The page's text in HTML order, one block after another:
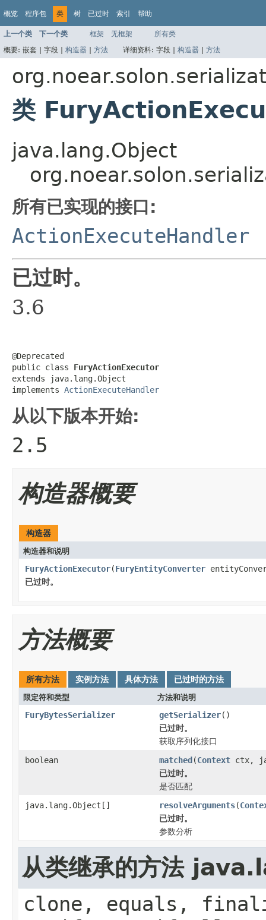
概览 程序包 类 树 已过时 索引 帮助
上一个类 下一个类 框架 无框架
所有类
概要: 嵌套 | 字段 | 构造器 | 方法 详细资料: 字段 | 构造器 | 方法
类
java.lang.Object
所有已实现的接口:
ActionExecuteHandler
已过时。
3.6
@Deprecated
public class FuryActionExecutor
extends java.lang.Object
implements ActionExecuteHandler
从以下版本开始:
2.5
构造器概要
构造器
构造器和说明
FuryActionExecutor(FuryEntityConverter
已过时。
方法概要
所有方法 实例方法 具体方法 已过时的方法
限定符和类型 方法和说明
FuryBytesSerializer getSerializer()
已过时。
获取序列化接口
boolean
matched(Context ctx,
已过时。
是否匹配
java.lang.Object[]
resolveArguments(
已过时。
参数分析
从类继承的方法
clone, equals,